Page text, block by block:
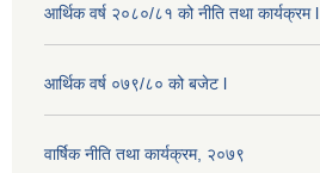
आर्थिक वर्ष २०८०/८१ को नीति तथा कार्यक्रम l
आर्थिक वर्ष ०७९/८० को बजेट l
वार्षिक नीति तथा कार्यक्रम, २०७९